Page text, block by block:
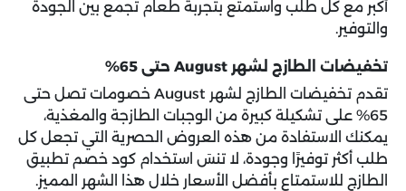
أكبر مع كل طلب واستمتع بتجربة طعام تجمع بين الجودة
والتوفير.
تخفيضات الطازج لشهر August حتى 65%
تقدم تخفيضات الطازج لشهر August خصومات تصل حتى
65% على تشكيلة كبيرة من الوجبات الطازجة والمغذية،
يمكنك الاستفادة من هذه العروض الحصرية التي تجعل كل
طلب أكثر توفيرًا وجودة، لا تنسَ استخدام كود خصم تطبيق
الطازج للاستمتاع بأفضل الأسعار خلال هذا الشهر المميز.